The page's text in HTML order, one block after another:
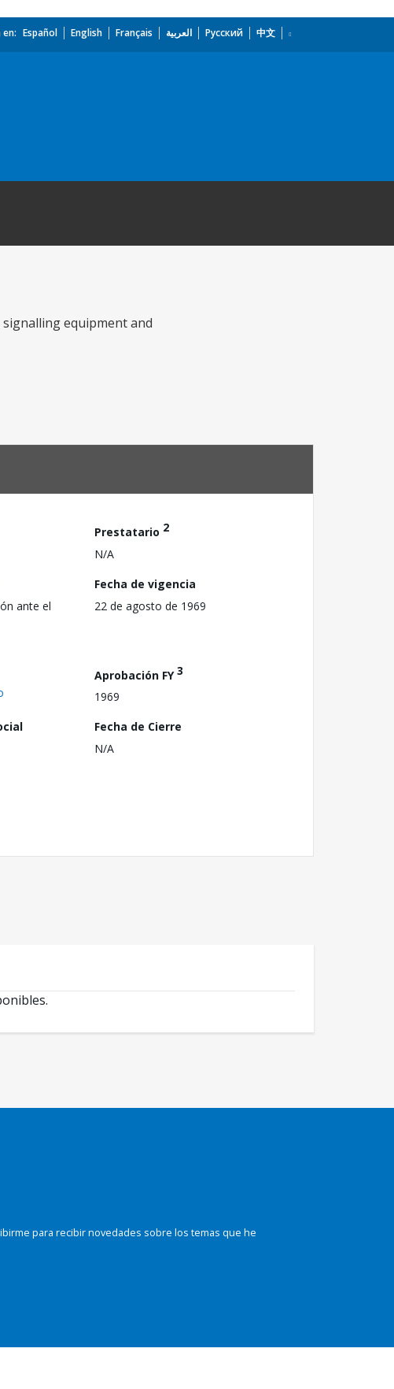
en: Español English Français العربية Русский 中文
equipment and
Prestatario 2
N/A
ante el
Fecha de vigencia
22 de agosto de 1969
Aprobación FY3
1969
Fecha de Cierre
N/A
para recibir novedades sobre los temas que he